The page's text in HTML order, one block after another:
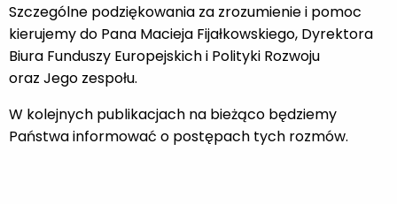
Szczególne podziękowania za zrozumienie i pomoc
kierujemy do Pana Macieja Fijałkowskiego, Dyrektora
Biura Funduszy Europejskich i Polityki Rozwoju
oraz Jego zespołu.
W kolejnych publikacjach na bieżąco będziemy
Państwa informować o postępach tych rozmów.